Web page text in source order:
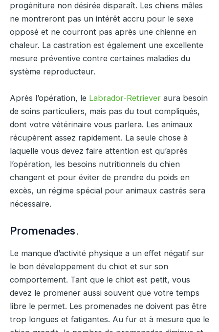
progéniture non désirée disparaît. Les chiens mâles
ne montreront pas un intérêt accru pour le sexe
opposé et ne courront pas après une chienne en
chaleur. La castration est également une excellente
mesure préventive contre certaines maladies du
système reproducteur.
Après l’opération, le Labrador-Retriever aura besoin
de soins particuliers, mais pas du tout compliqués,
dont votre vétérinaire vous parlera. Les animaux
récupèrent assez rapidement. La seule chose à
laquelle vous devez faire attention est qu’après
l’opération, les besoins nutritionnels du chien
changent et pour éviter de prendre du poids en
excès, un régime spécial pour animaux castrés sera
nécessaire.
Promenades.
Le manque d’activité physique a un effet négatif sur
le bon développement du chiot et sur son
comportement. Tant que le chiot est petit, vous
devez le promener aussi souvent que votre temps
libre le permet. Les promenades ne doivent pas être
trop longues et fatigantes. Au fur et à mesure que le